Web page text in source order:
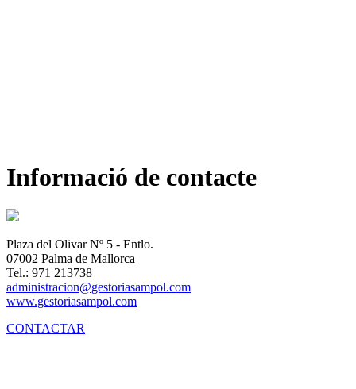
Informació de contacte
Plaza del Olivar Nº 5 - Entlo.
07002 Palma de Mallorca
Tel.: 971 213738
administracion@gestoriasampol.com
www.gestoriasampol.com
CONTACTAR